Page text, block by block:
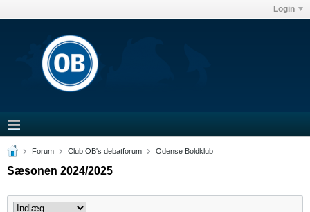
Login
Forum Club OB's debatforum Odense Boldklub
Sæsonen 2024/2025